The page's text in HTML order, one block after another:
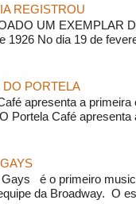
REGISTROU
UM EXEMPLAR
1926 No dia 19 de
DO PORTELA
apresenta a
Portela Café apresenta
é o primeiro
da Broadway. O